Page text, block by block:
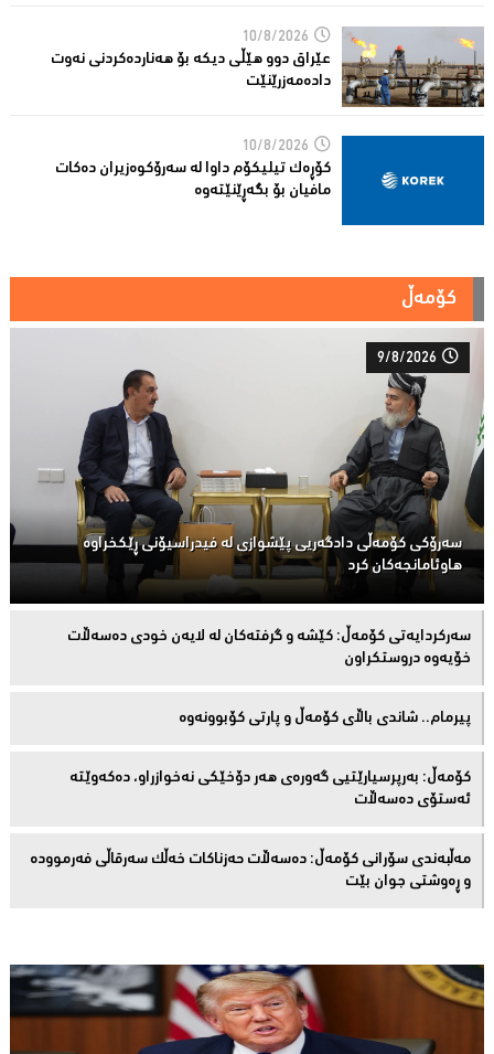
10/8/2026
عێراق دوو هێڵى دیکە بۆ هەناردەکردنی نەوت
دادەمەزرێنێت
10/8/2026
کۆڕەک تیلیکۆم داوا لە سەرۆکوەزیران دەکات
مافیان بۆ بگەڕێنێتەوە
کۆمەڵ
9/8/2026
سەرۆكی كۆمەڵى دادگەریی پێشوازی لە فیدراسیۆنی ڕێكخراوە
هاوئامانجەكان کرد
سەركردایەتی كۆمەڵ: كێشە و گرفتەكان لە لایەن خودی دەسەڵات
خۆیەوە دروستكراون
پیرمام.. شاندی باڵای كۆمه‌ڵ و پارتی كۆبوونه‌وه‌
كۆمەڵ: بەرپرسیارێتیی گەورەی هەر دۆخێکی نەخوازراو، دەكەوێتە
ئەستۆی دەسەڵات
مەڵبەندى سۆرانى کۆمەڵ: دەسەڵات حەزناکات خەڵک سەرقاڵى فەرموودە
و ڕەوشتى جوان بێت